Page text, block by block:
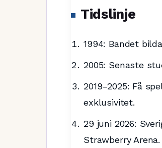
Tidslinje
1994: Bandet
2005: Senaste
2019–2025: Få
exklusivitet.
29 juni 2026:
Strawberry Arena.